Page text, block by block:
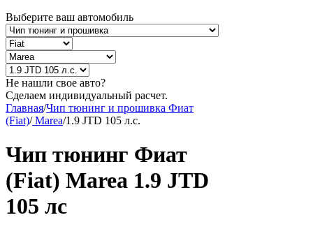
Выберите ваш автомобиль
Не нашли свое авто?
Сделаем индивидуальный расчет.
Главная/Чип тюнинг и прошивка Фиат
(Fiat)/Marea/1.9 JTD 105 л.с.
Чип тюнинг Фиат
(Fiat) Marea 1.9 JTD
105 лс